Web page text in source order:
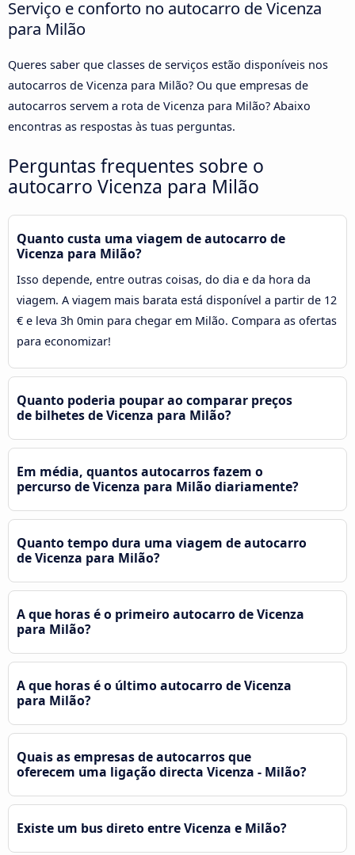
Serviço e conforto no autocarro de Vicenza
para Milão
Queres saber que classes de serviços estão disponíveis nos
autocarros de Vicenza para Milão? Ou que empresas de
autocarros servem a rota de Vicenza para Milão? Abaixo
encontras as respostas às tuas perguntas.
Perguntas frequentes sobre o
autocarro Vicenza para Milão
Quanto custa uma viagem de autocarro de
Vicenza para Milão?
Isso depende, entre outras coisas, do dia e da hora da
viagem. A viagem mais barata está disponível a partir de 12
€ e leva 3h 0min para chegar em Milão. Compara as ofertas
para economizar!
Quanto poderia poupar ao comparar preços
de bilhetes de Vicenza para Milão?
Em média, quantos autocarros fazem o
percurso de Vicenza para Milão diariamente?
Quanto tempo dura uma viagem de autocarro
de Vicenza para Milão?
A que horas é o primeiro autocarro de Vicenza
para Milão?
A que horas é o último autocarro de Vicenza
para Milão?
Quais as empresas de autocarros que
oferecem uma ligação directa Vicenza - Milão?
Existe um bus direto entre Vicenza e Milão?